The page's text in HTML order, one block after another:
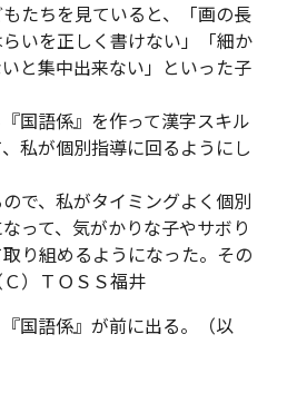
たちを見ていると、「画の長
いを正しく書けない」「細か
と集中出来ない」といった子
国語係』を作って漢字スキル
私が個別指導に回るようにし
ので、私がタイミングよく個別
って、気がかりな子やサボり
り組めるようになった。その
）ＴＯＳＳ福井
国語係』が前に出る。（以